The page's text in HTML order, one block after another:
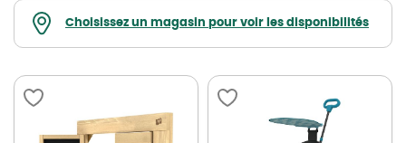
Choisissez un magasin pour voir les disponibilités